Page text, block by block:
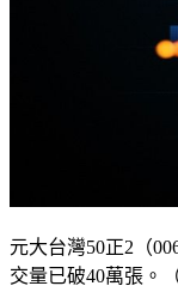
交量已破40萬張。